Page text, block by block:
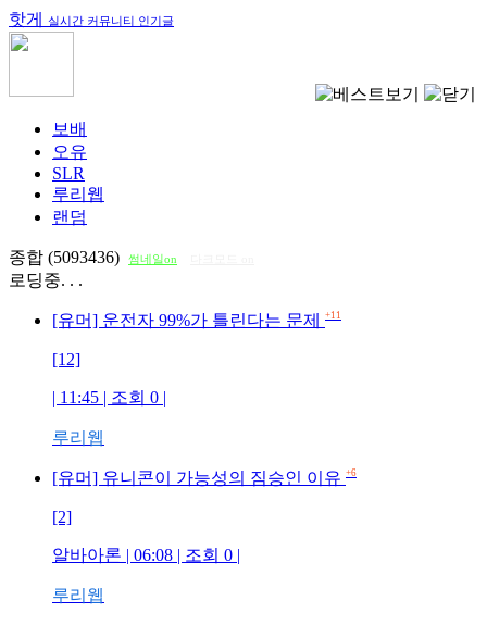
핫게 실시간 커뮤니티 인기글
보배
오유
SLR
루리웹
랜덤
종합 (5093436) 썸네일on
로딩중. . .
[유머] 운전자 99%가 틀린다는 문제 +11
[12]
| 11:45 | 조회 0 |
루리웹
[유머] 유니콘이 가능성의 짐승인 이유 +6
[2]
알바아론 | 06:08 | 조회 0 |
루리웹